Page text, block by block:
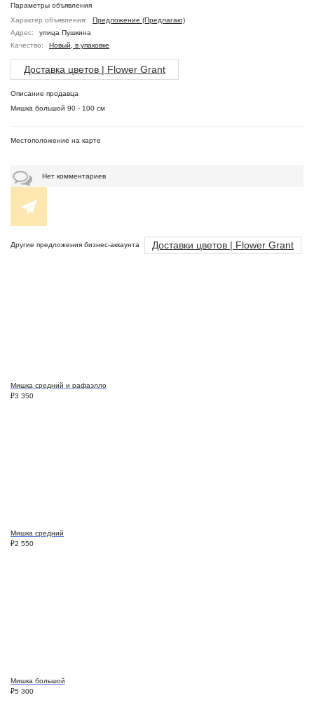
Параметры объявления
Характер объявления:
Предложение (Предлагаю)
Адрес:
улица Пушкина
Качество:
Новый, в упаковке
Доставка цветов | Flower Grant
Описание продавца
Мишка большой 90 - 100 см
Местоположение на карте
Нет комментариев
Другие предложения бизнес-аккаунта Доставки цветов | Flower Grant
Мишка средний и рафаэлло
₽3 350
Мишка средний
₽2 550
Мишка большой
₽5 300